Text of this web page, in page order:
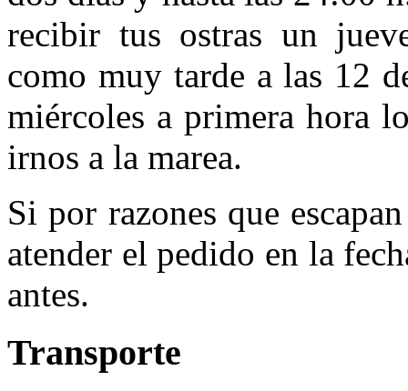
recibir tus ostras un
como muy tarde a las 12
miércoles a primera hora
irnos a la marea.
Si por razones que
atender el pedido en la
antes.
Transporte